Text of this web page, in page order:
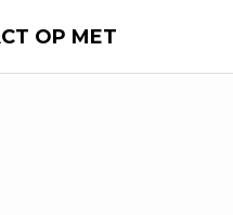
OP MET